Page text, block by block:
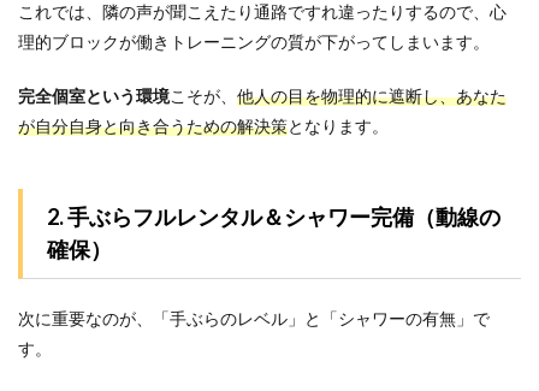
っこ
よく
自分
へ
ソナ
ルジ
ムに
関す
問Q
これでは、隣の声が聞こえたり通路ですれ違ったりするので、心
理的ブロックが働きトレーニングの質が下がってしまいます。
完全個室という環境こそが、 他人の目を物理的に遮断し、あなた
が自分自身と向き合うための解決策となります。
2. 手ぶらフルレンタル＆シャワー完備（動線の
確保）
次に重要なのが、「手ぶらのレベル」と「シャワーの有無」で
す。